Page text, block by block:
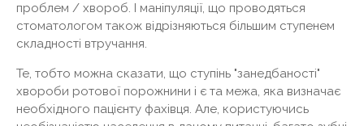
проблем / хвороб. І маніпуляції, що проводяться
стоматологом також відрізняються більшим ступенем
складності втручання.
Те, тобто можна сказати, що ступінь "занедбаності"
хвороби ротової порожнини і є та межа, яка визначає
необхідного пацієнту фахівця. Але, користуючись